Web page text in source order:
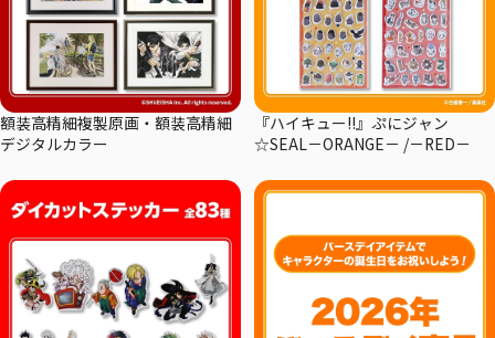
額装高精細複製原画・額装高精細
デジタルカラー
『ハイキュー!!』ぷにジャン
☆SEAL－ORANGE－ /－RED－